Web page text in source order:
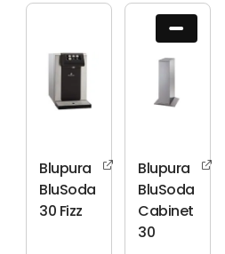
Blupura
BluSoda
30 Fizz
Blupura
BluSoda
Cabinet
30